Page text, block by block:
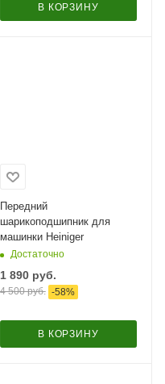
В КОРЗИНУ
Передний
шарикоподшипник для
машинки Heiniger
Достаточно
1 890руб.
4 500руб. -58%
В КОРЗИНУ